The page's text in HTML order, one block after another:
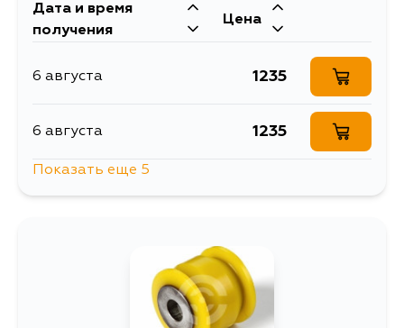
Дата и время
получения
Цена
6 августа 1235
6 августа 1235
1621
Показать еще 5